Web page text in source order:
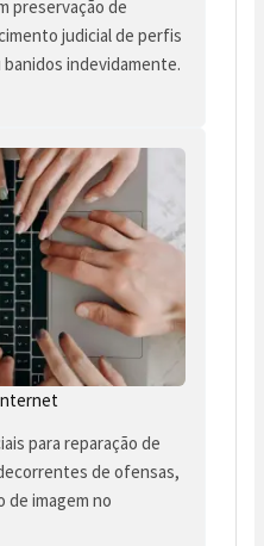
preservação de
judicial de perfis
indevidamente.
para reparação de
de ofensas,
de imagem no